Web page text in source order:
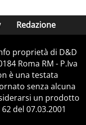
Redazione
proprietà di D&D
Roma RM - P.Iva
è una testata
senza alcuna
un prodotto
del 07.03.2001